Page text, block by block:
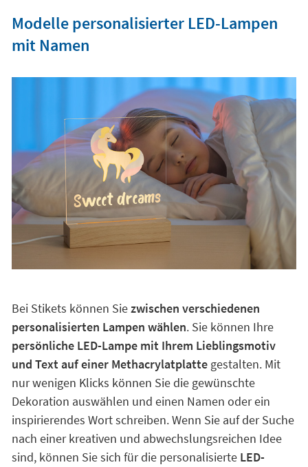
Modelle personalisierter LED-Lampen
mit Namen
Bei Stikets können Siezwischen verschiedenen
personalisierten Lampen wählen. Sie können Ihre
persönliche LED-Lampe mit Ihrem Lieblingsmotiv
und Text auf einer Methacrylatplattegestalten. Mit
nur wenigen Klicks können Sie die gewünschte
Dekoration auswählen und einen Namen oder ein
inspirierendes Wort schreiben. Wenn Sie auf der Suche
nach einer kreativen und abwechslungsreichen Idee
sind, können Sie sich für die personalisierteLED-